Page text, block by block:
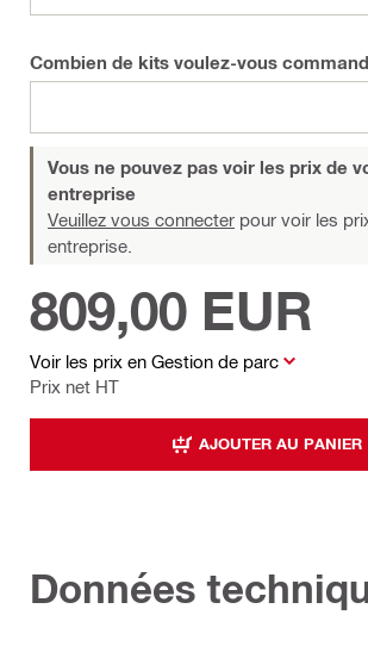
Combien de kits voulez-vous
Vous ne pouvez pas voir les prix de
entreprise
Veuillez vous connecter pour voir les
entreprise.
Voir les prix en Gestion de parc
Prix net HT
809,00 EUR
AJOUTER AU PANIER
Données